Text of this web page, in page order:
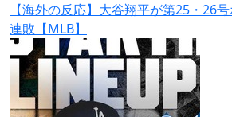
【海外の反応】大谷翔平が第25・26
連敗【MLB】